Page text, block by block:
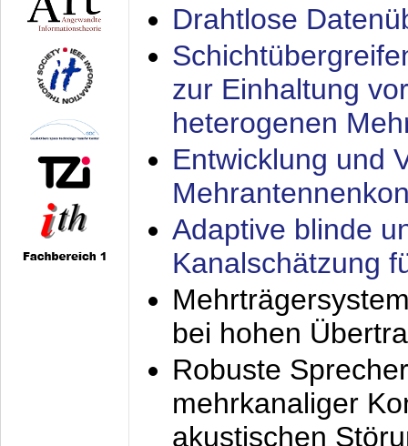
Drahtlose
zur Einhaltung
heterogenen
Entwicklung und
Adaptive blinde
Kanalschätzung
bei hohen
Robuste
mehrkanaliger
akustischen